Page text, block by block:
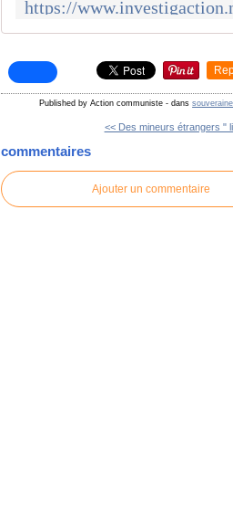
Published by Action communiste - dans
<< Des mineurs étrangers "
commentaires
Ajouter un commentaire